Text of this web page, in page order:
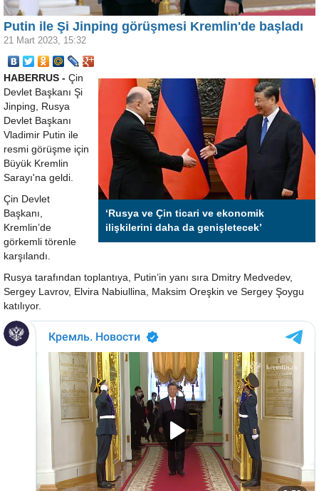
Putin ile Şi Jinping görüşmesi Kremlin'de başladı
21 Mart 2023, 15:32
‘Rusya ve Çin ticari ve ekonomik
ilişkilerini daha da genişletecek’
HABERRUS - Çin
Devlet Başkanı Şi
Jinping, Rusya
Devlet Başkanı
Vladimir Putin ile
resmi görüşme için
Büyük Kremlin
Sarayı'na geldi.
Çin Devlet
Başkanı,
Kremlin’de
görkemli törenle
karşılandı.
Rusya tarafından toplantıya, Putin’in yanı sıra Dmitry Medvedev,
Sergey Lavrov, Elvira Nabiullina, Maksim Oreşkin ve Sergey Şoygu
katılıyor.